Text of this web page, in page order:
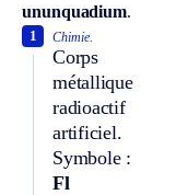
ununquadium.
Chimie.
Corps
métallique
radioactif
artificiel.
Symbole :
Fl
1